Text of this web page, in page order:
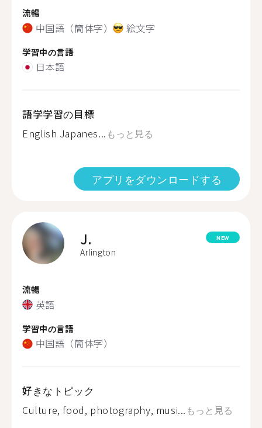
流暢
中国語（簡体字） 絵文字
学習中の言語
日本語
語学学習の目標
English Japanes... もっと見る
アプリをダウンロードする
J.
Arlington
NEW
流暢
英語
学習中の言語
中国語（簡体字）
好きなトピック
Culture, food, photography, musi... もっと見る